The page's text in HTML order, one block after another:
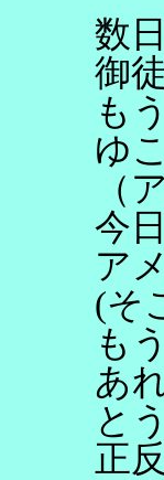
数
御
も
ゆ
（
今
ア
(そ
も
あ
と
正